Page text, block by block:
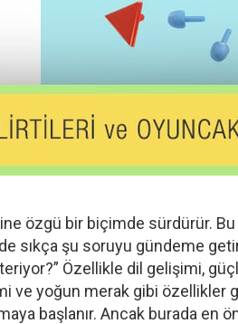
özgü bir biçimde sürdürür.
sıkça şu soruyu gündeme
Özellikle dil gelişimi,
ve yoğun merak gibi özellikler
başlanır. Ancak burada en